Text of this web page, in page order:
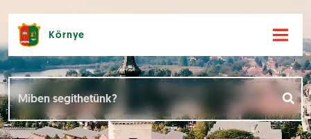
Környe
Hírek [